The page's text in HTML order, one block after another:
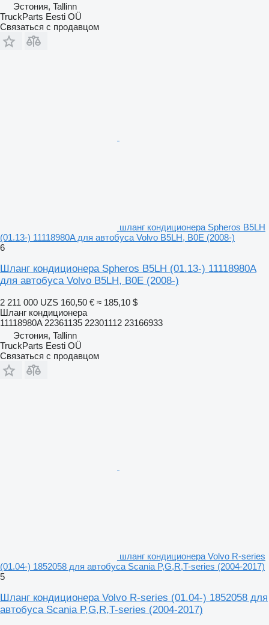
Эстония, Tallinn
TruckParts Eesti OÜ
Связаться с продавцом
шланг кондиционера Spheros B5LH
(01.13-) 11118980A для автобуса Volvo B5LH, B0E (2008-)
6
Шланг кондиционера Spheros B5LH (01.13-) 11118980A
для автобуса Volvo B5LH, B0E (2008-)
2 211 000 UZS 160,50 € ≈ 185,10 $
Шланг кондиционера
11118980A 22361135 22301112 23166933
Эстония, Tallinn
TruckParts Eesti OÜ
Связаться с продавцом
шланг кондиционера Volvo R-series
(01.04-) 1852058 для автобуса Scania P,G,R,T-series (2004-2017)
5
Шланг кондиционера Volvo R-series (01.04-) 1852058 для
автобуса Scania P,G,R,T-series (2004-2017)